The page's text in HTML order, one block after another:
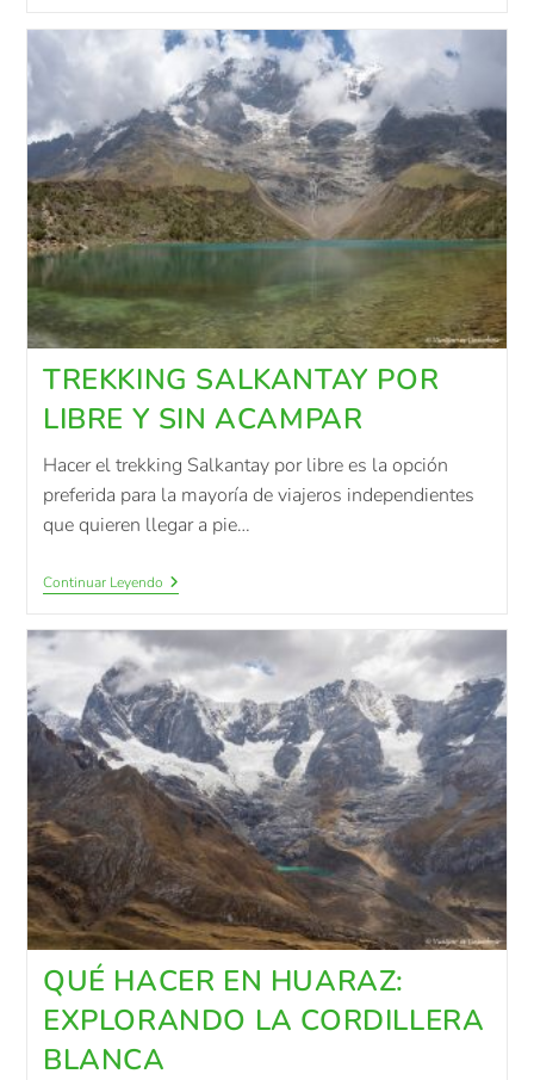
TREKKING SALKANTAY POR
LIBRE Y SIN ACAMPAR
Hacer el trekking Salkantay por libre es la opción
preferida para la mayoría de viajeros independientes
que quieren llegar a pie…
Continuar Leyendo
QUÉ HACER EN HUARAZ:
EXPLORANDO LA CORDILLERA
BLANCA